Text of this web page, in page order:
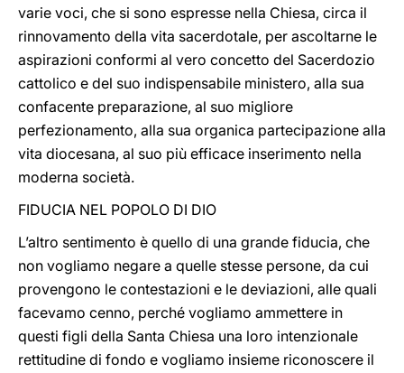
varie voci, che si sono espresse nella Chiesa, circa il
rinnovamento della vita sacerdotale, per ascoltarne le
aspirazioni conformi al vero concetto del Sacerdozio
cattolico e del suo indispensabile ministero, alla sua
confacente preparazione, al suo migliore
perfezionamento, alla sua organica partecipazione alla
vita diocesana, al suo più efficace inserimento nella
moderna società.
FIDUCIA NEL POPOLO DI DIO
L’altro sentimento è quello di una grande fiducia, che
non vogliamo negare a quelle stesse persone, da cui
provengono le contestazioni e le deviazioni, alle quali
facevamo cenno, perché vogliamo ammettere in
questi figli della Santa Chiesa una loro intenzionale
rettitudine di fondo e vogliamo insieme riconoscere il